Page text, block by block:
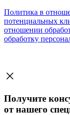
Политика в
потенциальных
отношении
обработку
Получите
от нашего